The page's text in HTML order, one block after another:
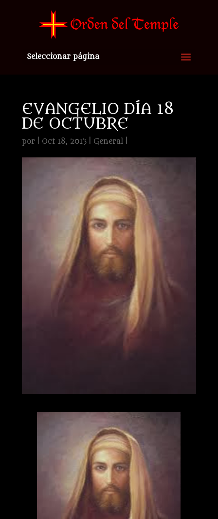
Seleccionar página
EVANGELIO DÍA 18
DE OCTUBRE
por Oct 18, 2013| General|